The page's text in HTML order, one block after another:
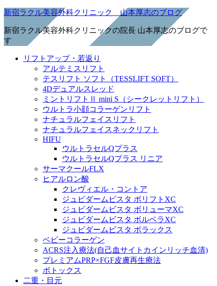
新宿ラクル美容外科クリニック 山本厚志のブログ
新宿ラクル美容外科クリニックの院長 山本厚志のブログで
す
リフトアップ・若返り
アルテミスリフト
テスリフト ソフト（TESSLIFT SOFT）
4Dデュアルスレッド
ミントリフトⅡ mini S（シークレットリフト）
ウルトラ小顔コラーゲンリフト
ナチュラルフェイスリフト
ナチュラルフェイスネックリフト
HIFU
ウルトラセルQプラス
ウルトラセルQプラス リニア
サーマクールFLX
ヒアルロン酸
クレヴィエル・コントア
ジュビダームビスタ ボリフトXC
ジュビダームビスタ ボリューマXC
ジュビダームビスタ ボルベラXC
ジュビダームビスタ ボラックス
ベビーコラーゲン
ACRS注入療法(自己血サイトカインリッチ血清)
プレミアムPRP×FGF皮膚再生療法
ボトックス
二重・目元